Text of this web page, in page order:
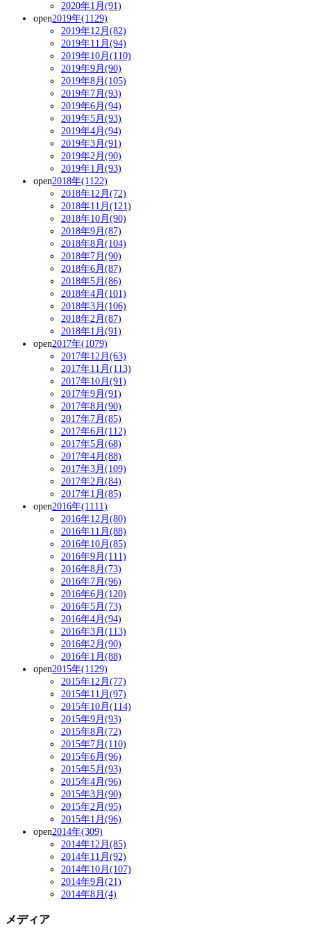
2020年1月(91)
open2019年(1129)
2019年12月(82)
2019年11月(94)
2019年10月(110)
2019年9月(90)
2019年8月(105)
2019年7月(93)
2019年6月(94)
2019年5月(93)
2019年4月(94)
2019年3月(91)
2019年2月(90)
2019年1月(93)
open2018年(1122)
2018年12月(72)
2018年11月(121)
2018年10月(90)
2018年9月(87)
2018年8月(104)
2018年7月(90)
2018年6月(87)
2018年5月(86)
2018年4月(101)
2018年3月(106)
2018年2月(87)
2018年1月(91)
open2017年(1079)
2017年12月(63)
2017年11月(113)
2017年10月(91)
2017年9月(91)
2017年8月(90)
2017年7月(85)
2017年6月(112)
2017年5月(68)
2017年4月(88)
2017年3月(109)
2017年2月(84)
2017年1月(85)
open2016年(1111)
2016年12月(80)
2016年11月(88)
2016年10月(85)
2016年9月(111)
2016年8月(73)
2016年7月(96)
2016年6月(120)
2016年5月(73)
2016年4月(94)
2016年3月(113)
2016年2月(90)
2016年1月(88)
open2015年(1129)
2015年12月(77)
2015年11月(97)
2015年10月(114)
2015年9月(93)
2015年8月(72)
2015年7月(110)
2015年6月(96)
2015年5月(93)
2015年4月(96)
2015年3月(90)
2015年2月(95)
2015年1月(96)
open2014年(309)
2014年12月(85)
2014年11月(92)
2014年10月(107)
2014年9月(21)
2014年8月(4)
メディア